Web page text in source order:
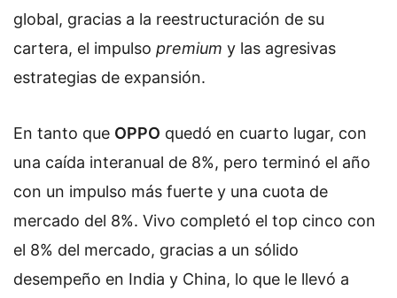
global, gracias a la reestructuración de su
cartera, el impulso premium y las agresivas
estrategias de expansión.
En tanto que OPPO quedó en cuarto lugar, con
una caída interanual de 8%, pero terminó el año
con un impulso más fuerte y una cuota de
mercado del 8%. Vivo completó el top cinco con
el 8% del mercado, gracias a un sólido
desempeño en India y China, lo que le llevó a